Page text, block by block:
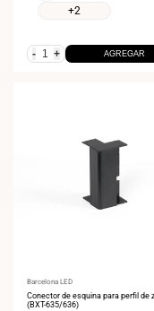
+2
- + AGREGAR
Proveedor:
Barcelona LED
Conector de esquina para perfil de
(BXT-635/636)